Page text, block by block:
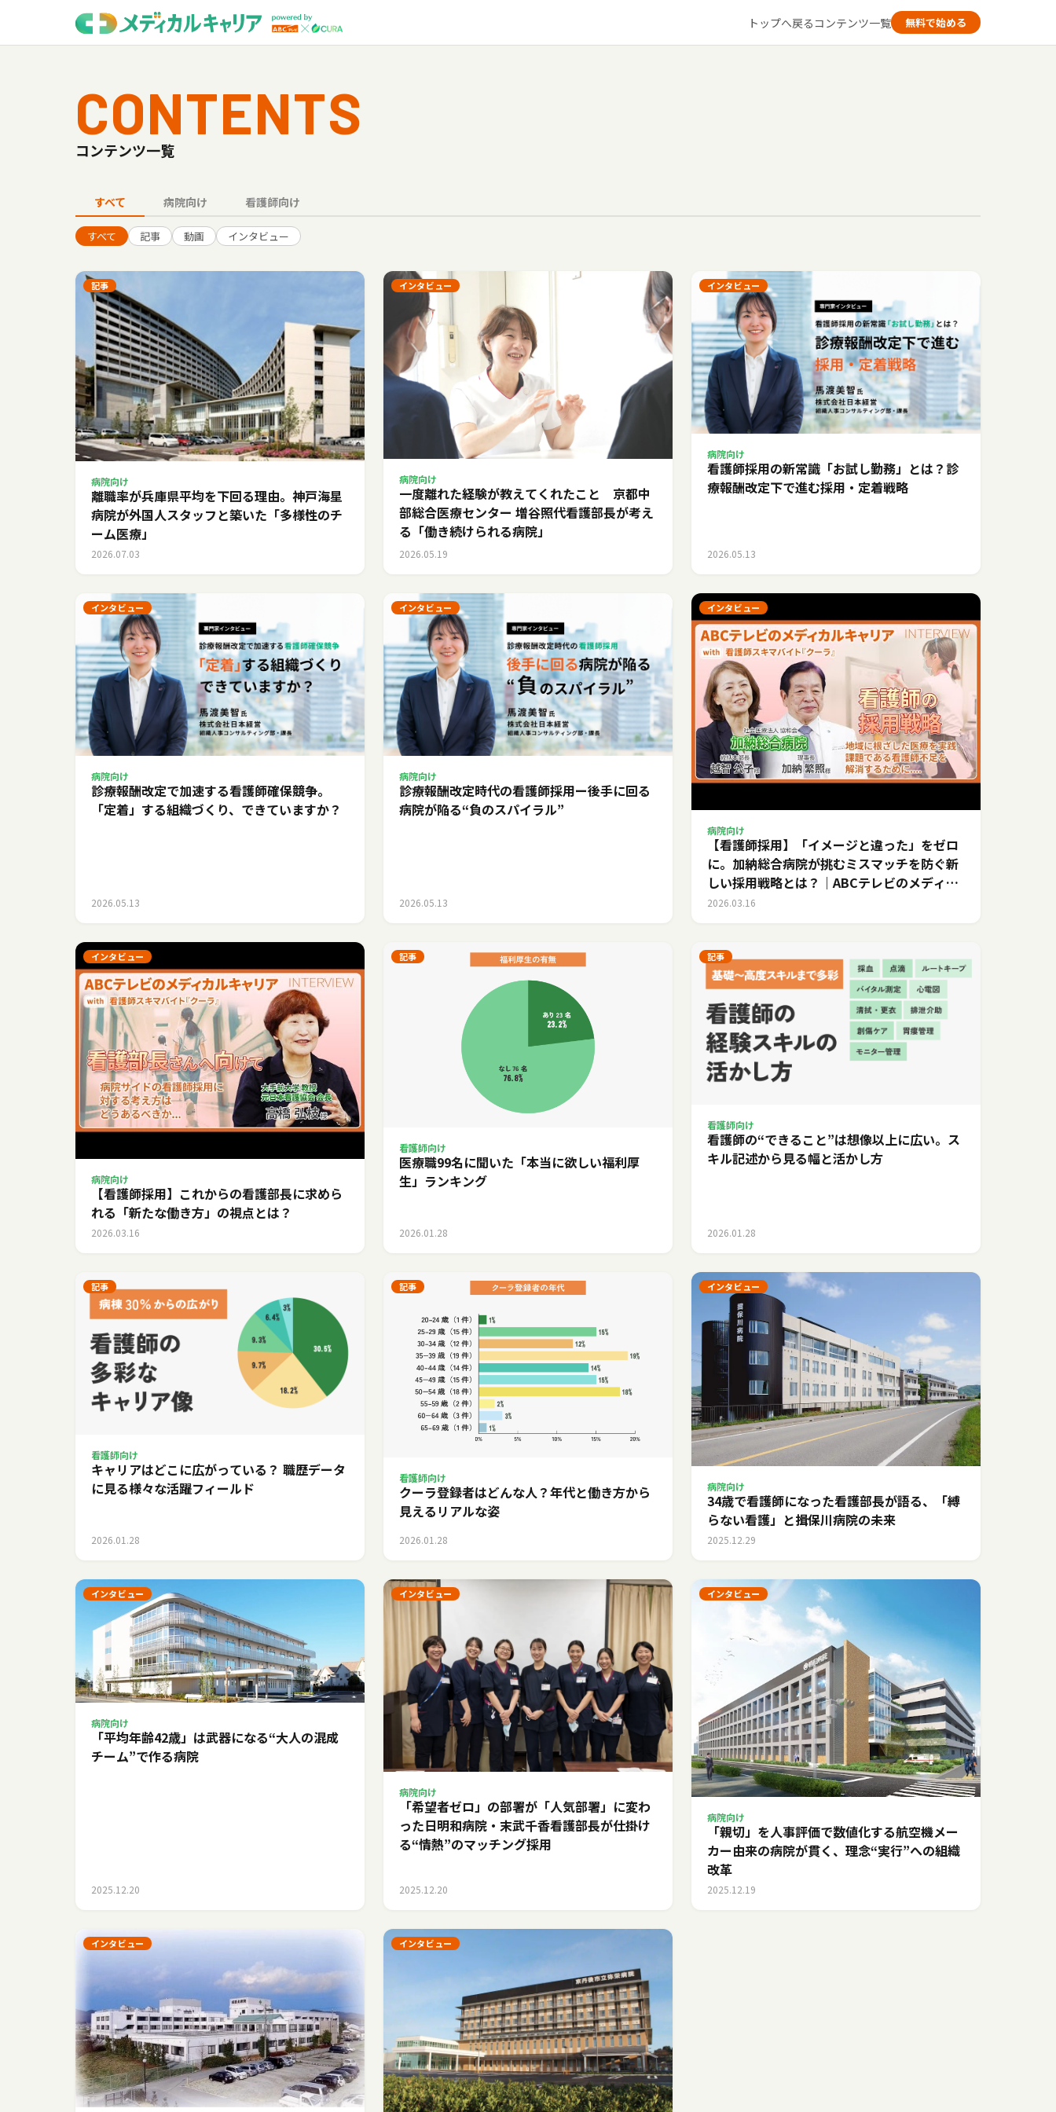
トップへ戻るコンテンツ一覧 無料で始める
CONTENTS
コンテンツ一覧
すべて 病院向け 看護師向け
すべて 記事 動画 インタビュー
記事
病院向け
離職率が兵庫県平均を下回る理由。神戸海星
病院が外国人スタッフと築いた「多様性のチ
ーム医療」
2026.07.03
インタビュー
病院向け
一度離れた経験が教えてくれたこと 京都中
部総合医療センター 増谷照代看護部長が考え
る「働き続けられる病院」
2026.05.19
インタビュー
病院向け
看護師採用の新常識「お試し勤務」とは？診
療報酬改定下で進む採用・定着戦略
2026.05.13
インタビュー
病院向け
診療報酬改定で加速する看護師確保競争。
「定着」する組織づくり、できていますか？
2026.05.13
インタビュー
病院向け
診療報酬改定時代の看護師採用ー後手に回る
病院が陥る“負のスパイラル”
2026.05.13
インタビュー
病院向け
【看護師採用】「イメージと違った」をゼロ
に。加納総合病院が挑むミスマッチを防ぐ新
しい採用戦略とは？｜ABCテレビのメディカ
ルキャリア
2026.03.16
インタビュー
病院向け
【看護師採用】これからの看護部長に求めら
れる「新たな働き方」の視点とは？
2026.03.16
記事
看護師向け
医療職99名に聞いた「本当に欲しい福利厚
生」ランキング
2026.01.28
記事
看護師向け
看護師の“できること”は想像以上に広い。ス
キル記述から見る幅と活かし方
2026.01.28
記事
看護師向け
キャリアはどこに広がっている？ 職歴データ
に見る様々な活躍フィールド
2026.01.28
記事
看護師向け
クーラ登録者はどんな人？年代と働き方から
見えるリアルな姿
2026.01.28
インタビュー
病院向け
34歳で看護師になった看護部長が語る、「縛
らない看護」と揖保川病院の未来
2025.12.29
インタビュー
病院向け
「平均年齢42歳」は武器になる――“大人の混成
チーム”で作る病院
2025.12.20
インタビュー
病院向け
「希望者ゼロ」の部署が「人気部署」に変わ
った日――明和病院・末武千香看護部長が仕掛け
る“情熱”のマッチング採用
2025.12.20
インタビュー
病院向け
「親切」を人事評価で数値化する――航空機メー
カー由来の病院が貫く、理念“実行”への組織
改革
2025.12.19
インタビュー インタビュー